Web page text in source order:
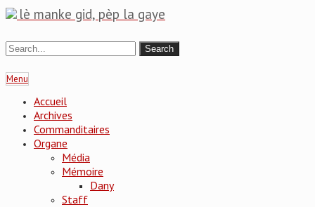
lè manke gid, pèp la gaye
Menu
Accueil
Archives
Commanditaires
Organe
Média
Mémoire
Dany
Staff